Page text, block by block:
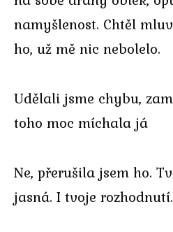
namyšlenost. Chtěl
ho, už mě nic nebolelo.
Udělali jsme chybu,
toho moc míchala já
Ne, přerušila jsem ho.
jasná. I tvoje rozhodnutí.